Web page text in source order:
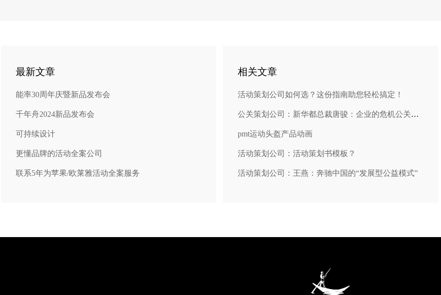
最新文章
能率30周年庆暨新品发布会
千年舟2024新品发布会
可持续设计
更懂品牌的活动全案公司
联系5年为苹果/欧莱雅活动全案服务
相关文章
活动策划公司如何选？这份指南助您轻松搞定！
公关策划公司：新华都总裁唐骏：企业的危机公关与企业的品牌意识
pmt运动头盔产品动画
活动策划公司：活动策划书模板？
活动策划公司：王燕：奔驰中国的“发展型公益模式”